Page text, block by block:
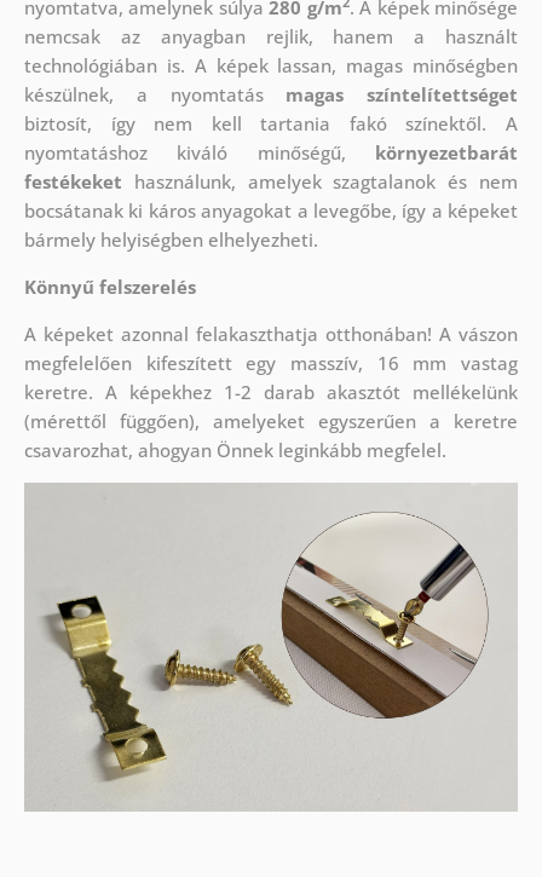
nyomtatva, amelynek súlya280 g/m . A képek minősége
nemcsak az anyagban rejlik, hanem a használt
technológiában is. A képek lassan, magas minőségben
készülnek, a nyomtatás magas színtelítettséget
biztosít, így nem kell tartania fakó színektől. A
nyomtatáshoz kiváló minőségű, környezetbarát
festékeket használunk, amelyek szagtalanok és nem
bocsátanak ki káros anyagokat a levegőbe, így a képeket
bármely helyiségben elhelyezheti.
Könnyű felszerelés
A képeket azonnal felakaszthatja otthonában! A vászon
megfelelően kifeszített egy masszív, 16 mm vastag
keretre. A képekhez 1-2 darab akasztót mellékelünk
(mérettől függően), amelyeket egyszerűen a keretre
csavarozhat, ahogyan Önnek leginkább megfelel.